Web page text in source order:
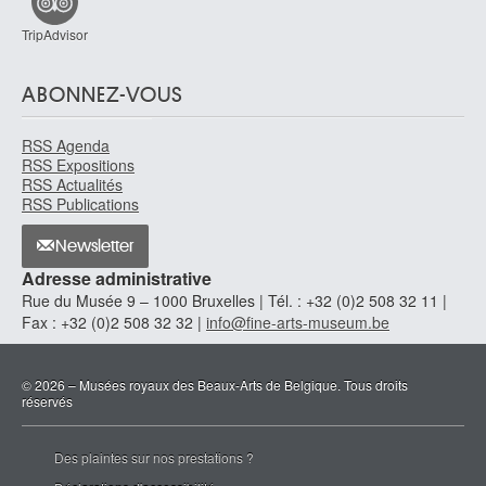
1579
Ecole des Pays-Bas méridionaux
Ecole des Pays-Bas méridionaux
Ecole des Pays-Bas méridionaux
XVIe siècle
Ecole des Pays-Bas méridionaux
Ecole des Pays-Bas méridionaux
début XVIIe siècle
Ecole des Pays-Bas méridionaux
première moitié XVIIe siècle
Ecole des Pays-Bas méridionaux
Ecole des Pays-Bas méridionaux
TripAdvisor
ABONNEZ-VOUS
RSS Agenda
RSS Expositions
RSS Actualités
RSS Publications
Newsletter
Adresse administrative
Rue du Musée 9 – 1000 Bruxelles | Tél. : +32 (0)2 508 32 11 |
Fax : +32 (0)2 508 32 32 | info@fine-arts-museum.be
© 2026 – Musées royaux des Beaux-Arts de Belgique. Tous droits
réservés
Des plaintes sur nos prestations ?